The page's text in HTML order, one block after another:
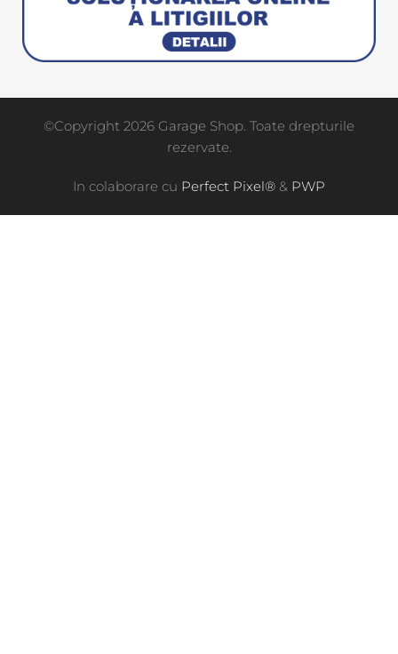
©Copyright 2026 Garage Shop. Toate drepturile
rezervate.
In colaborare cu Perfect Pixel® & PWP